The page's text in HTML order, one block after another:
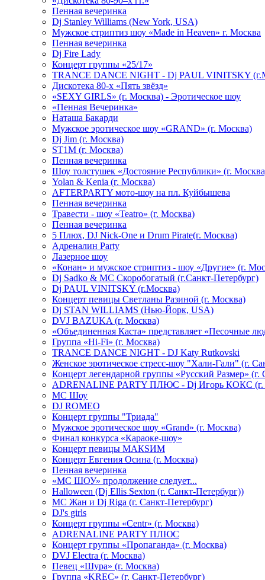
Пенная вечеринка
Dj Stanley Williams (New York, USA)
Мужское стриптиз шоу «Made in Heaven» г. Москва
Пенная вечеринка
Dj Fire Lady
Концерт группы «25/17»
TRANCE DANCE NIGHT - Dj PAUL VINITSKY
Дискотека 80-х «Пять звёзд»
«SEXY GIRLS» (г. Москва) - Эротическое шоу
«Пенная Вечеринка»
Hаташа Бакарди
Мужское эротическое шоу «GRAND» (г. Москва)
Dj Jim (г. Москва)
ST1M (г. Москва)
Пенная вечеринка
Шоу толстушек «Достояние Республики» (г.
Yolan & Kenia (г. Москва)
AFTERPARTY мото-шоу на пл. Куйбышева
Пенная вечеринка
Травести - шоу «Teatro» (г. Москва)
Пенная вечеринка
5 Плюх, DJ Nick-One и Drum Pirate(г. Москва)
Адреналин Party
Лазерное шоу
«Конан» и мужское стриптиз - шоу «Другие» (г.
Dj Sadko & МС Скоробогатый (г.Санкт-Петербург)
Dj PAUL VINITSKY (г.Москва)
Концерт певицы Светланы Разиной (г. Москва)
Dj STAN WILLIAMS (Нью-Йорк, USA)
DVJ BAZUKA (г. Москва)
«Объединенная Каста» представляет «Песочные
Группа «Hi-Fi» (г. Москва)
TRANCE DANCE NIGHT - DJ Katy Rutkovski
Женское эротическое стресс-шоу "Хали-Гали" (г.
Концерт легендарной группы «Русский Размер» (г.
ADRENALINE PARTY ПЛЮС - Dj Игорь КОКС (г.
MC Шоу
DJ ROMEO
Концерт группы "Триада"
Мужское эротическое шоу «Grand» (г. Москва)
Финал конкурса «Караоке-шоу»
Концерт певицы МАКSИМ
Концерт Евгения Осина (г. Москва)
Пенная вечеринка
«МС ШОУ» продолжение следует...
Halloween (Dj Ellis Sexton (г. Санкт-Петербург))
МС Жан и Dj Riga (г. Санкт-Петербург)
DJ's girls
Концерт группы «Centr» (г. Москва)
ADRENALINE PARTY ПЛЮС
Концерт группы «Пропаганда» (г. Москва)
DVJ Electra (г. Москва)
Певец «Шура» (г. Москва)
Группа «KREC» (г. Санкт-Петербург)